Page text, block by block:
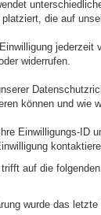
die auf
jederzeit
widerrufen.
können und wie
Einwilligungs-ID
trifft auf die
wurde das